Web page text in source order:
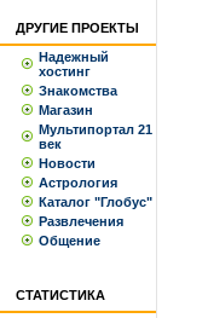
ДРУГИЕ ПРОЕКТЫ
Надежный
хостинг
Знакомства
Магазин
Мультипортал 21
век
Новости
Астрология
Каталог "Глобус"
Развлечения
Общение
СТАТИСТИКА